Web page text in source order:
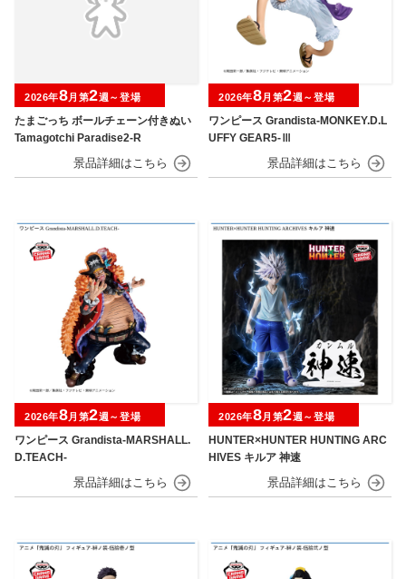
たまごっち ボールチェーン付きぬい
Tamagotchi Paradise2-R
2026年8月第2週～登場
ワンピース Grandista-MONKEY.D.L
UFFY GEAR5-Ⅲ
2026年8月第2週～登場
ワンピース Grandista-MARSHALL.
D.TEACH-
2026年8月第2週～登場
HUNTER×HUNTER HUNTING ARC
HIVES キルア 神速
2026年8月第2週～登場